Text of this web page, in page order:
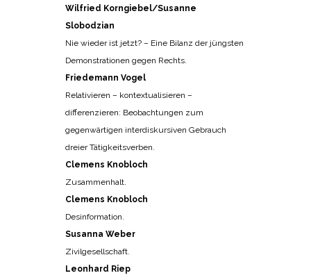
Wilfried Korngiebel/Susanne
Slobodzian
Nie wieder ist jetzt? – Eine Bilanz der jüngsten
Demonstrationen gegen Rechts.
Friedemann Vogel
Relativieren – kontextualisieren –
differenzieren: Beobachtungen zum
gegenwärtigen interdiskursiven Gebrauch
dreier Tätigkeitsverben.
Clemens Knobloch
Zusammenhalt.
Clemens Knobloch
Desinformation.
Susanna Weber
Zivilgesellschaft.
Leonhard Riep